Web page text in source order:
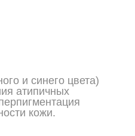
и синего цвета)
атипичных
кожи.